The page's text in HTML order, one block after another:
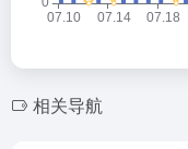
相关导航